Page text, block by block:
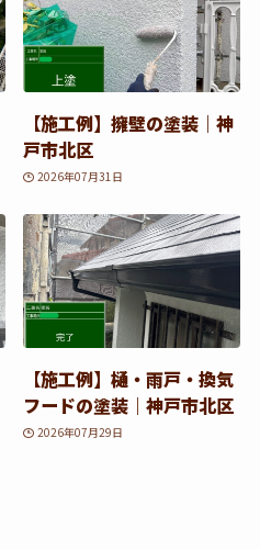
【施工例】擁壁の塗装｜神
戸市北区
2026年07月31日
【施工例】樋・雨戸・換気
フードの塗装｜神戸市北区
2026年07月29日